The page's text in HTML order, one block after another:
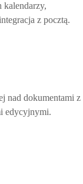
kalendarzy,
z pocztą.
nad dokumentami z
edycyjnymi.